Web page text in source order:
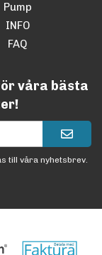
Pump
INFO
FAQ
våra bästa
till våra nyhetsbrev.